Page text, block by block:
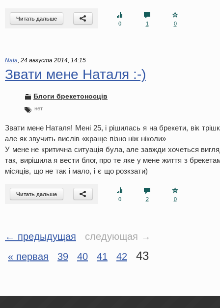
Читать дальше
0
1 0
Nata, 24 августа 2014, 14:15
Звати мене Наталя :-)
Блоги брекетоносців
нет
Звати мене Наталя! Мені 25, і рішилась я на брекети, вік
але як звучить вислів «краще пізно ніж ніколи»
У мене не критична ситуація була, але завжди хочеться
так, вирішила я вести блог, про те яке у мене життя з
місяців, що не так і мало, і є що розкзати)
Читать дальше
0
2 0
← предыдущая
следующая →
« первая
39 40 41 42 43